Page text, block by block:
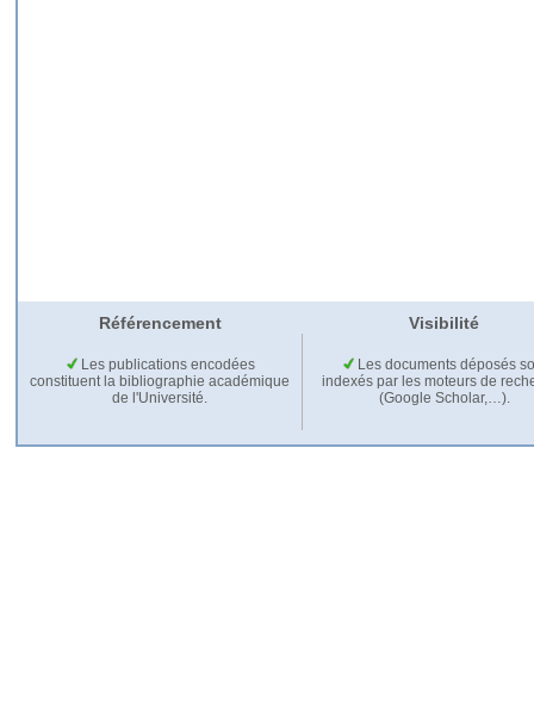
Référencement Visibilité
Les publications encodées
constituent la bibliographie académique
de l'Université.
Les documents déposés
indexés par les moteurs de
(Google Scholar,…).